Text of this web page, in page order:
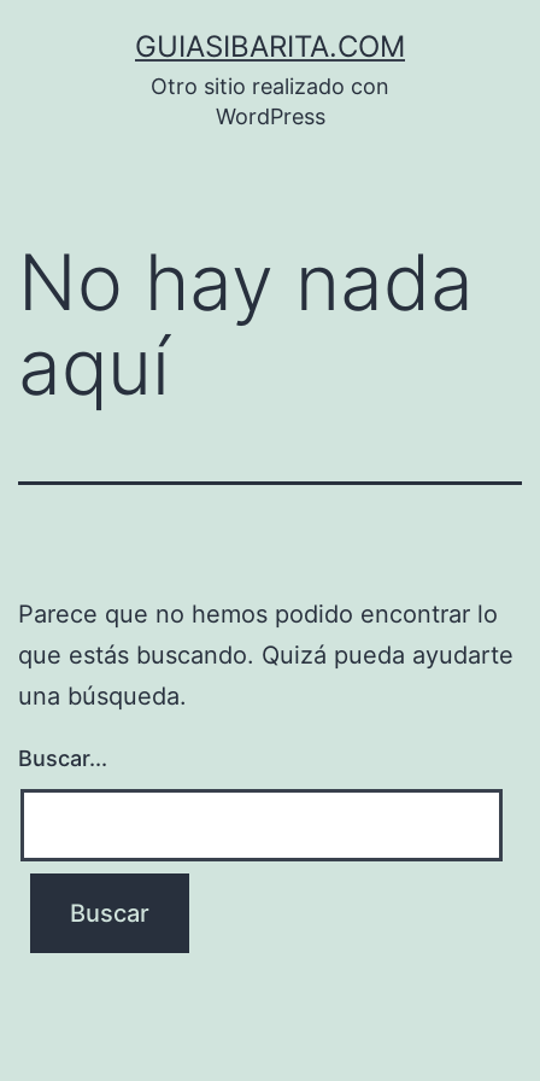
GUIASIBARITA.COM
Otro sitio realizado con
WordPress
No hay nada
aquí
Parece que no hemos podido encontrar lo
que estás buscando. Quizá pueda ayudarte
una búsqueda.
Buscar...